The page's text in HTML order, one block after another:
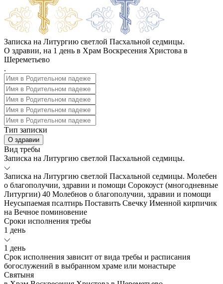
Записка на Литургию светлой Пасхальной седмицы.
О здравии, на 1 день в Храм Воскресения Христова в
Шереметьево
.
Тип записки
О здравии
Вид требы
Записка на Литургию светлой Пасхальной седмицы.
Записка на Литургию светлой Пасхальной седмицы. Молебен
о благополучии, здравии и помощи Сорокоуст (многодневные
Литургии) 40 Молебнов о благополучии, здравии и помощи
Неусыпаемая псалтирь Поставить Свечку Именной кирпичик
на Вечное поминовение
Сроки исполнения требы
1 день
1 день
Срок исполнения зависит от вида требы и расписания
богослужений в выбранном храме или монастыре
Святыня